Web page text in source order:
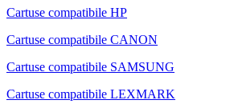
Cartuse compatibile HP
Cartuse compatibile CANON
Cartuse compatibile SAMSUNG
Cartuse compatibile LEXMARK